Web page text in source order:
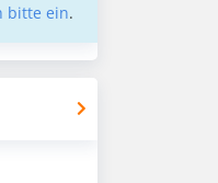
bitte ein.